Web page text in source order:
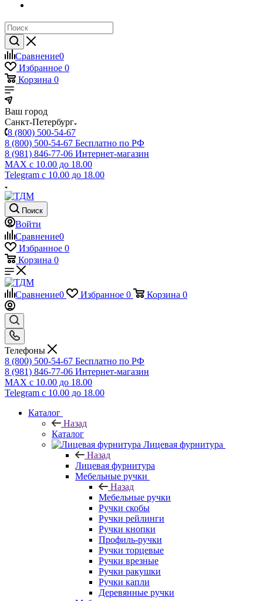
Сравнение0
Избранное 0
Корзина 0
Ваш город
Санкт-Петербург
8 (800) 500-54-67
8 (800) 500-54-67 Бесплатно по РФ
8 (981) 846-77-06 Интернет-магазин
MAX с 10.00 до 18.00
Telegram с 10.00 до 18.00
Поиск
Войти
Сравнение0
Избранное 0
Корзина 0
Сравнение0 Избранное 0 Корзина 0
Телефоны
8 (800) 500-54-67 Бесплатно по РФ
8 (981) 846-77-06 Интернет-магазин
MAX с 10.00 до 18.00
Telegram с 10.00 до 18.00
Каталог
Назад
Каталог
Лицевая фурнитура
Назад
Лицевая фурнитура
Мебельные ручки
Назад
Мебельные ручки
Ручки скобы
Ручки рейлинги
Ручки кнопки
Профиль-ручки
Ручки торцевые
Ручки врезные
Ручки ракушки
Ручки капли
Деревянные ручки